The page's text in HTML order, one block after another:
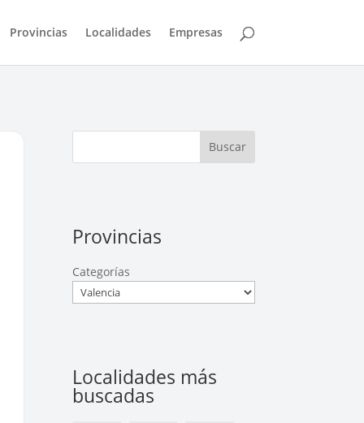
Provincias Localidades Empresas
Buscar
Provincias
Categorías
Localidades más
buscadas